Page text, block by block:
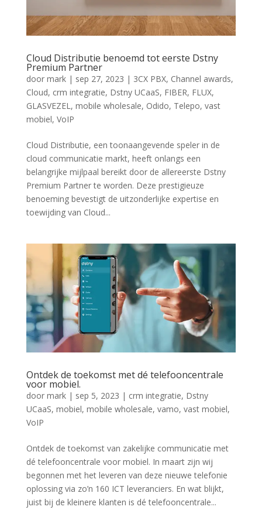
Cloud Distributie benoemd tot eerste Dstny
Premium Partner
door mark| sep 27, 2023 | 3CX PBX, Channel awards,
Cloud, crm integratie, Dstny UCaaS, FIBER, FLUX,
GLASVEZEL , mobile wholesale, Odido, Telepo, vast
mobiel, VoIP
Cloud Distributie, een toonaangevende speler in de
cloud communicatie markt, heeft onlangs een
belangrijke mijlpaal bereikt door de allereerste Dstny
Premium Partner te worden. Deze prestigieuze
benoeming bevestigt de uitzonderlijke expertise en
toewijding van Cloud...
Ontdek de toekomst met dé telefooncentrale
voor mobiel.
door mark| sep 5, 2023 | crm integratie, Dstny
UCaaS, mobiel, mobile wholesale, vamo, vast mobiel,
VoIP
Ontdek de toekomst van zakelijke communicatie met
dé telefooncentrale voor mobiel. In maart zijn wij
begonnen met het leveren van deze nieuwe telefonie
oplossing via zo’n 160 ICT leveranciers. En wat blijkt,
juist bij de kleinere klanten is dé telefooncentrale...